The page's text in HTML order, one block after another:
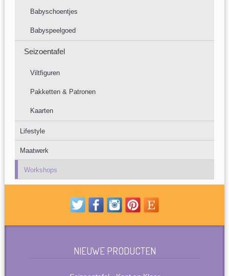
Babyschoentjes
Babyspeelgoed
Seizoentafel
Viltfiguren
Pakketten & Patronen
Kaarten
Lifestyle
Maatwerk
Workshops
NIEUWE PRODUCTEN